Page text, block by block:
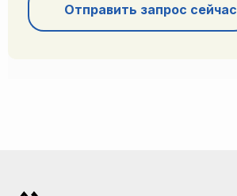
Отправить запрос сейчас